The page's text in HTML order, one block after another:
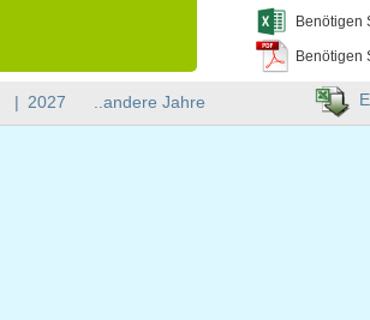
Benötigen
Benötigen
| 2027 ..andere Jahre